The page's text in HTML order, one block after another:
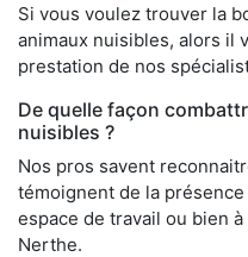
Si vous voulez trouver la
animaux nuisibles, alors il
prestation de nos
De quelle façon
nuisibles ?
Nos pros savent
témoignent de la
espace de travail ou bien
Nerthe.